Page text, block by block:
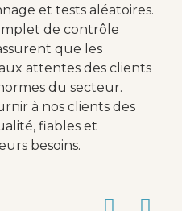
et tests aléatoires.
de contrôle
que les
attentes des clients
du secteur.
à nos clients des
fiables et
besoins.